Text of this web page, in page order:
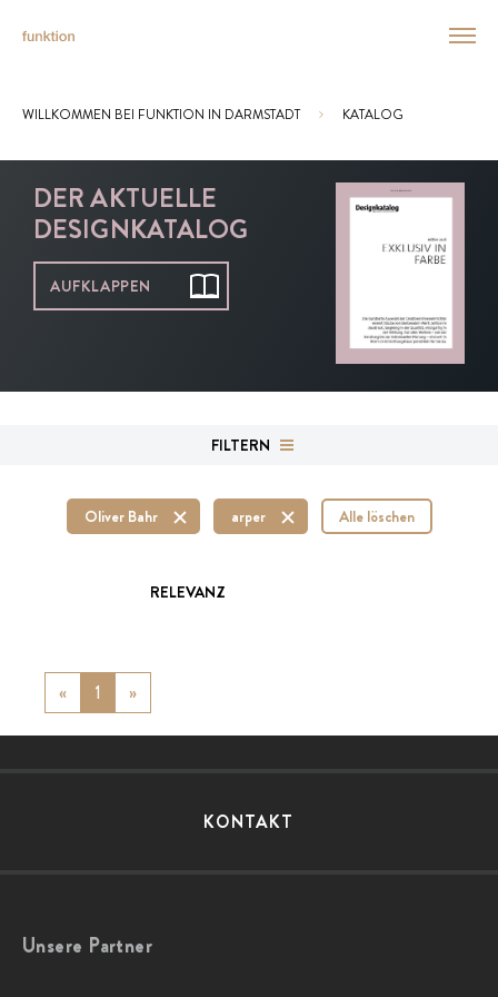
Sie sind hier:
WILLKOMMEN BEI FUNKTION IN DARMSTADT KATALOG
DER AKTUELLE
DESIGNKATALOG
AUFKLAPPEN
FILTERN
Oliver Bahr arper Alle löschen
RELEVANZ
« Previous
1 »
KONTAKT
Unsere Partner